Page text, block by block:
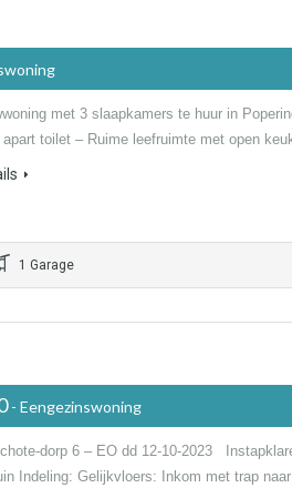
met 3 slaapkamers te huur in
apart toilet – Ruime leefruimte met open
1 Garage
- Eengezinswoning
dorp 6 – EO dd 12-10-2023
Indeling: Gelijkvloers: Inkom met trap